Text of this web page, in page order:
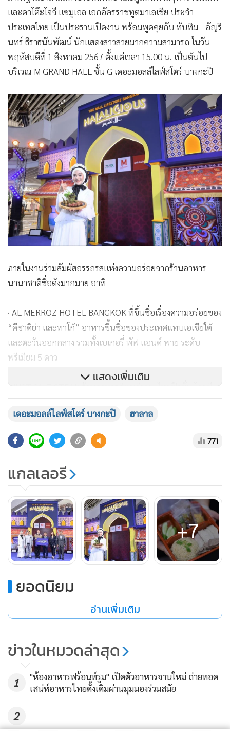
และดาโต๊ะโจจี แซมูเอล เอกอัครราชทูตมาเลเชีย ประจำ
ประเทศไทย เป็นประธานเปิดงาน พร้อมพูดคุยกับ ทับทิม - อัญริ
นทร์ ธีราธนันพัฒน์ นักแสดงสาวสวยมากความสามารถ ในวัน
พฤหัสบดีที่ 1 สิงหาคม 2567 ตั้งแต่เวลา 15.00 น. เป็นต้นไป
บริเวณ M GRAND HALL ชั้น G เดอะมอลล์ไลฟ์สโตร์ บางกะปิ
ภายในงานร่วมสัมผัสอรรถรสแห่งความอร่อยจากร้านอาหาร
นานาชาติชื่อดังมากมาย อาทิ
· AL MERROZ HOTEL BANGKOK ที่ขึ้นชื่อเรื่องความอร่อยของ
“คีซาดิย่า และทาโก้” อาหารขึ้นชื่อของประเทศแทบเอเชียใต้
และตะวันออกกลาง รวมทั้งเบเกอรี่ พัฟ แอนด์ พาย ระดับ
พรีเมียม 5 ดาว
· JUST SALT STEAK ร้านอาหารอิตาเลี่ยน - ไทยฟิวชั่น โดยมี
พิซซ่า นาโปลี พาสต้า และ สเต็กที่นำเนื้อวัว ลิ้นวัว ปรุงรสขึ้นทำ
เป็นเมนูต่างๆ เมนูไฮไลท์ “ลิ้นวัวย่าง” “ข้าวผัดมันเนื้อลิ้นวัว”
· BROTHERS'S KITCHEN ร้านอาหารและคาเฟ่ อิสลาม-จีน
ทะเลดำเดือดเป็นเมนูเด็ดประจำร้าน รวมถึงขนมและเครื่องดื่มที่
เป็นเอกลักษณ์ไม่เหมือนใคร
· ร้านเนื้อแท้ ร้านเนื้อชื่อดังพร้อมเนื้อนำเข้า Black Angus 100
% คุณภาพระดับพรีเมียม ในราคาจับต้องได้ โดย คุณโต วีรชน
ศรัทธายิ่ง อดีตนักร้องนำ SILLY FOOLS
· AT HOME DELICIOUS HALAL CUISINE ร้านอาหารฮาลาล
โฮมเมดสไตล์ผู้ดีอังกฤษ เมนูอาหารสุดพรีเมี่ยมหาทานยาก บาง
· ออร์แกนิควา ไทยแลนด์ ฟาร์มผลไม้สดและผลไม้อบแห้ง เจ้า
ใหญ่ของประเทศไทย มีผลไม้สด ทั้งในประเทศไทยและนำเข้า
จากต่างประเทศเกรดพรีเมียม รวมถึงผลไม้แปรรูป มาตราฐานฮา
ลาล และอย.
แสดงเพิ่มเติม
เดอะมอลล์ไลฟ์สโตร์ บางกะปิ ฮาลาล
771
แกลเลอรี
+7
ยอดนิยม
อ่านเพิ่มเติม
ข่าวในหมวดล่าสุด
1
"ห้องอาหารฟร้อนท์รูม" เปิดตัวอาหารจานใหม่ ถ่ายทอด
เสน่ห์อาหารไทยดั้งเดิมผ่านมุมมองร่วมสมัย
2